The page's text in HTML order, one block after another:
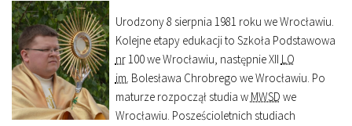
Urodzony 8 sierpnia 1981 roku we Wrocławiu.
Kolejne etapy edukacji to Szkoła Podstawowa
nr100 we Wrocławiu, następnie XII LO
im. Bolesława Chrobrego we Wrocławiu. Po
maturze rozpoczął studia w MWSD we
Wrocławiu. Posześcioletnich studiach